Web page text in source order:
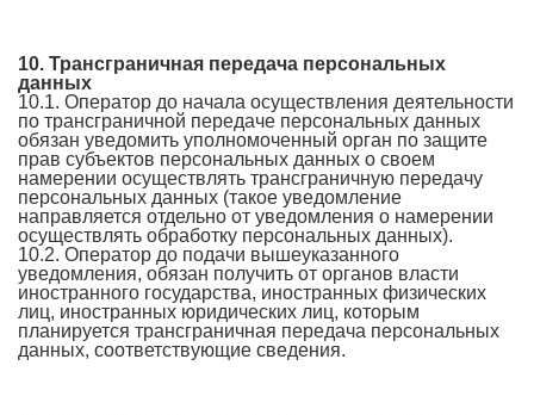
10. Трансграничная передача персональных
данных
10.1. Оператор до начала осуществления деятельности
по трансграничной передаче персональных данных
обязан уведомить уполномоченный орган по защите
прав субъектов персональных данных о своем
намерении осуществлять трансграничную передачу
персональных данных (такое уведомление
направляется отдельно от уведомления о намерении
осуществлять обработку персональных данных).
10.2. Оператор до подачи вышеуказанного
уведомления, обязан получить от органов власти
иностранного государства, иностранных физических
лиц, иностранных юридических лиц, которым
планируется трансграничная передача персональных
данных, соответствующие сведения.